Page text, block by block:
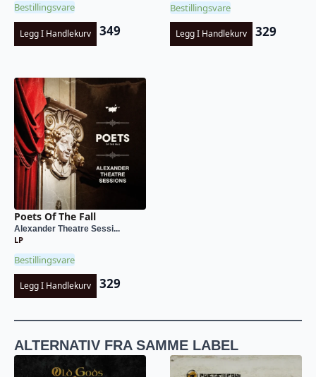
Bestillingsvare
Legg I Handlekurv 349
Bestillingsvare
Legg I Handlekurv 329
Poets Of The Fall
Alexander Theatre Sessi...
LP
Bestillingsvare
Legg I Handlekurv 329
ALTERNATIV FRA SAMME LABEL